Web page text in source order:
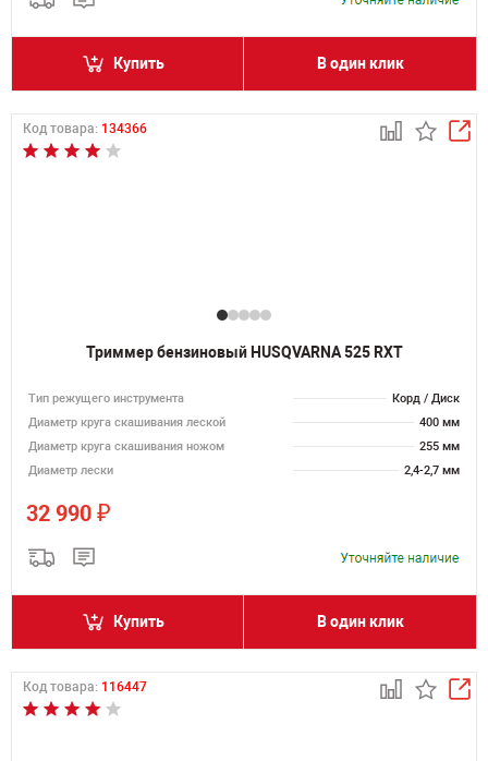
Купить В один клик
Код товара: 134366
Триммер бензиновый HUSQVARNA 525 RXT
Тип режущего инструмента
Корд / Диск
Диаметр круга скашивания леской
400 мм
Диаметр круга скашивания ножом
255 мм
Диаметр лески
2,4-2,7 мм
32 990 ₽
Купить В один клик
Код товара: 116447